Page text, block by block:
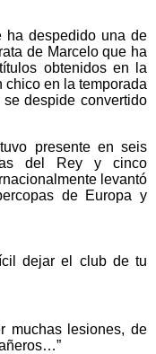
ha despedido una de
de Marcelo que ha
obtenidos en la
chico en la temporada
despide convertido
presente en seis
del Rey y cinco
levantó
de Europa y
dejar el club de tu
muchas lesiones, de